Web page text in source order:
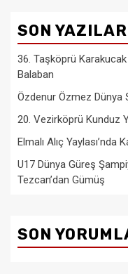
SON YAZILAR
36. Taşköprü
Balaban
Özdenur Özmez Dünya
20. Vezirköprü Kunduz
Elmalı Alıç Yaylası’nda
U17 Dünya Güreş
Tezcan’dan Gümüş
SON